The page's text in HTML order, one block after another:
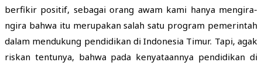
berfikir positif, sebagai orang awam kami hanya mengira-
ngira bahwa itu merupakan salah satu program pemerintah
dalam mendukung pendidikan di Indonesia Timur. Tapi, agak
riskan tentunya, bahwa pada kenyataannya pendidikan di